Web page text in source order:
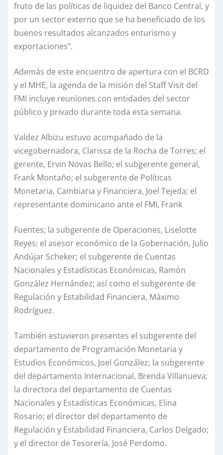
fruto de las políticas de liquidez del Banco Central, y
por un sector externo que se ha beneficiado de los
buenos resultados alcanzados enturismo y
exportaciones”.
Además de este encuentro de apertura con el BCRD
y el MHE, la agenda de la misión del Staff Visit del
FMI incluye reuniones con entidades del sector
público y privado durante toda esta semana.
Valdez Albizu estuvo acompañado de la
vicegobernadora, Clarissa de la Rocha de Torres; el
gerente, Ervin Novas Bello; el subgerente general,
Frank Montaño; el subgerente de Políticas
Monetaria, Cambiaria y Financiera, Joel Tejeda; el
representante dominicano ante el FMI, Frank
Fuentes; la subgerente de Operaciones, Liselotte
Reyes; el asesor económico de la Gobernación, Julio
Andújar Scheker; el subgerente de Cuentas
Nacionales y Estadísticas Económicas, Ramón
González Hernández; así como el subgerente de
Regulación y Estabilidad Financiera, Máximo
Rodríguez.
También estuvieron presentes el subgerente del
departamento de Programación Monetaria y
Estudios Económicos, Joel González; la subgerente
del departamento Internacional, Brenda Villanueva;
la directora del departamento de Cuentas
Nacionales y Estadísticas Económicas, Elina
Rosario; el director del departamento de
Regulación y Estabilidad Financiera, Carlos Delgado;
y el director de Tesorería, José Perdomo.